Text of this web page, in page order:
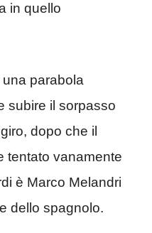
in quello
parabola
subire il sorpasso
dopo che il
tentato vanamente
è Marco Melandri
dello spagnolo.